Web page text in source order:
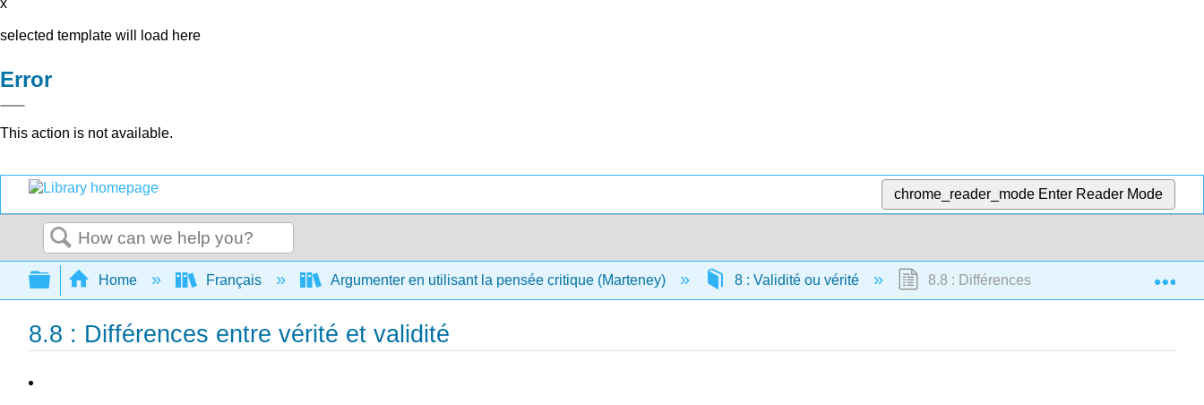
x
selected template will load here
Error
This action is not available.
chrome_reader_mode Enter Reader Mode
Search
Expand/collapse global hierarchy
Home Français Argumenter en utilisant la pensée critique (Marteney) 8 : Validité ou vérité 8.8 : Différences entre vérité et validité
8.8 : Différences entre vérité et validité